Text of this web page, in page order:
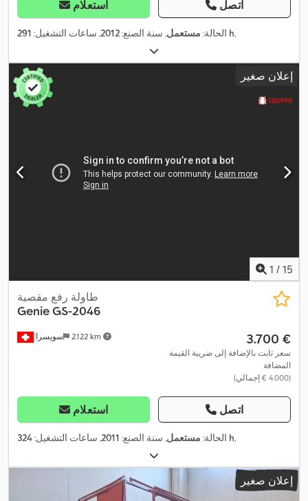
استعلام اتصل
الحالة: مستعمل, سنة الصنع:2012, ساعات التشغيل: 291 h,
إعلان صغير
1 / 15
سويسرا 2.122 km
طاولة رفع مقصية
GenieGS-2046
‏3.700 €
سعر ثابت بالإضافة إلى ضريبة القيمة
المضافة
(‏4.000 € إجمالي)
استعلام اتصل
الحالة: مستعمل, سنة الصنع: 2011, ساعات التشغيل: 324 h,
إعلان صغير